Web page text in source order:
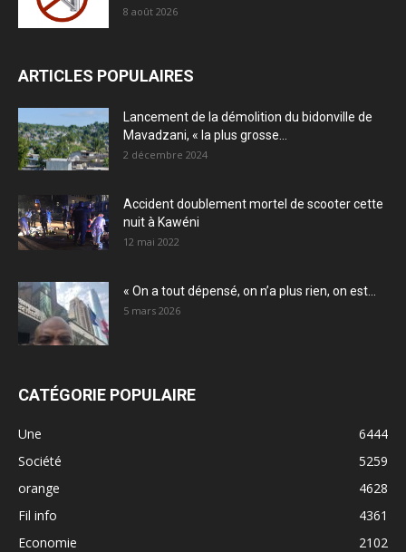
8 août 2026
ARTICLES POPULAIRES
Lancement de la démolition du bidonville de
Mavadzani, « la plus grosse...
2 décembre 2024
Accident doublement mortel de scooter cette
nuit à Kawéni
12 mai 2022
« On a tout dépensé, on n’a plus rien, on est...
5 mars 2026
CATÉGORIE POPULAIRE
Une
6444
Société
5259
orange
4628
Fil info
4361
Economie
2102